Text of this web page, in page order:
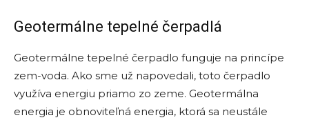
Geotermálne tepelné čerpadlá
Geotermálne tepelné čerpadlo funguje na princípe
zem-voda. Ako sme už napovedali, toto čerpadlo
využíva energiu priamo zo zeme. Geotermálna
energia je obnoviteľná energia, ktorá sa neustále